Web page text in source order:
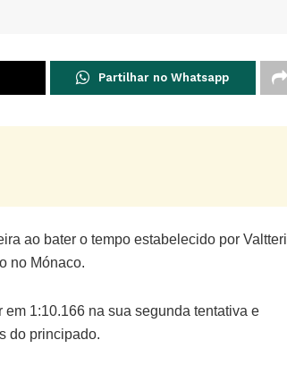
Partilhar no Whatsapp
ao bater o tempo estabelecido por Valtteri
no Mónaco.
1:10.166 na sua segunda tentativa e
do principado.